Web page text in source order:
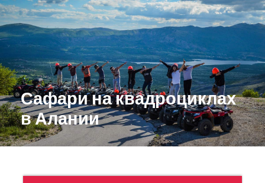
Сафари на квадроциклах
в Алании